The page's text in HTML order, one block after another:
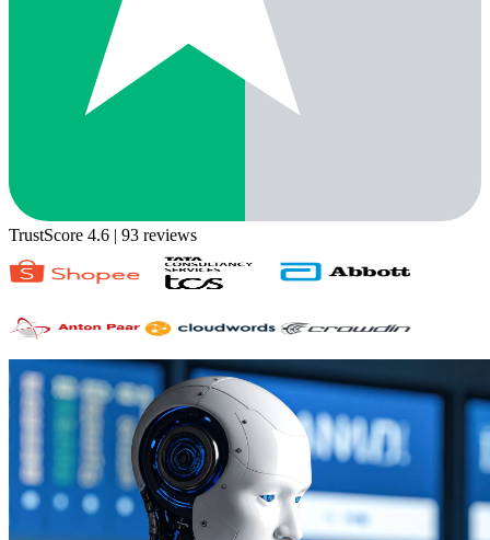
TrustScore 4.6 | 93 reviews